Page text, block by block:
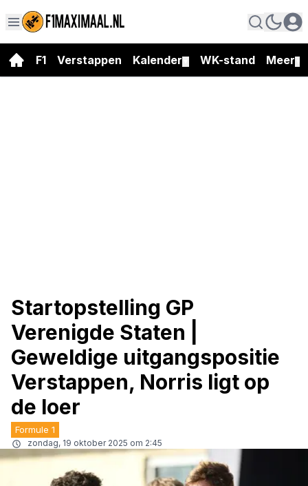
F1 Verstappen Kalender WK-stand Meer
Startopstelling GP
Verenigde Staten |
Geweldige uitgangspositie
Verstappen, Norris ligt op
de loer
Formule 1
zondag, 19 oktober 2025 om 2:45